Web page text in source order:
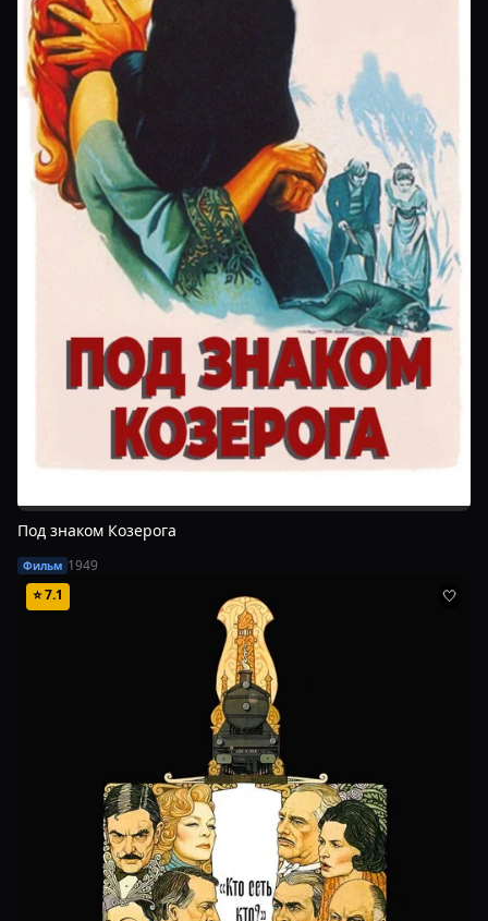
Под знаком Козерога
Фильм 1949
⭐7.1 🤍